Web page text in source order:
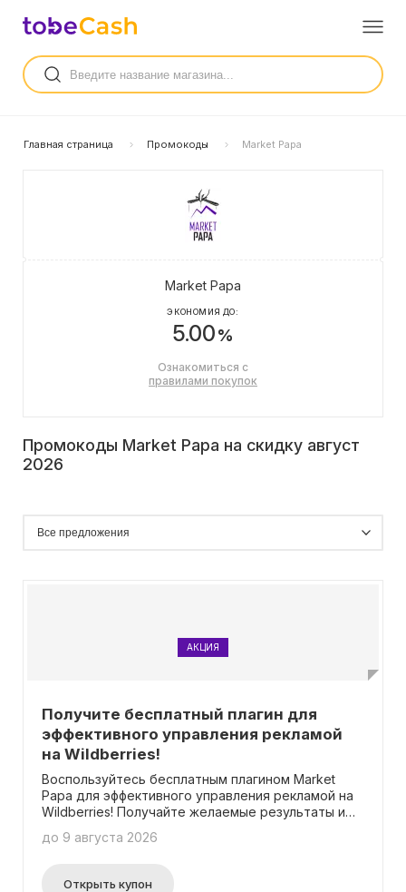
Главная страница Промокоды Market Papa
Market Papa
ЭКОНОМИЯ ДО:
5.00%
Ознакомиться с
правилами покупок
Промокоды Market Papa на скидку август
2026
АКЦИЯ
Получите бесплатный плагин для
эффективного управления рекламой
на Wildberries!
Воспользуйтесь бесплатным плагином Market
Papa для эффективного управления рекламой на
Wildberries! Получайте желаемые результаты и
не требуется для использования.
до 9 августа 2026
Открыть купон